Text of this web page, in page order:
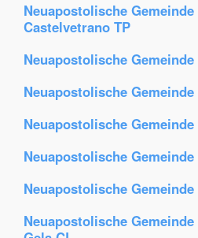
Neuapostolische
Castelvetrano TP
Neuapostolische
Neuapostolische
Neuapostolische
Neuapostolische Gemeinde
Neuapostolische
Neuapostolische